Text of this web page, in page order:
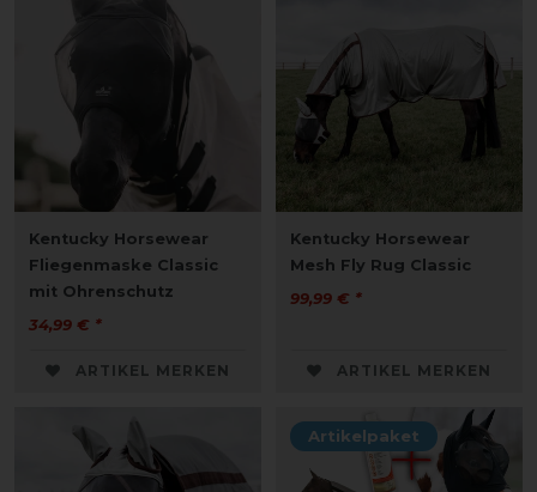
Kentucky Horsewear
Fliegenmaske Classic
mit Ohrenschutz
34,99 € *
ARTIKEL MERKEN
Kentucky Horsewear
Mesh Fly Rug Classic
99,99 € *
ARTIKEL MERKEN
Artikelpaket